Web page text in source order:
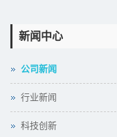
新闻中心
公司新闻
行业新闻
科技创新